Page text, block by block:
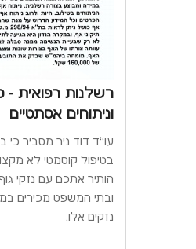
רשלנות רפואית -
וניתוחים אסתטיים
עו``ד דוד ניר מסביר
בטיפול קוסמטי לא
הותיר אתכם עם נזקי
ובתי המשפט מכירים
נזקים אלו.